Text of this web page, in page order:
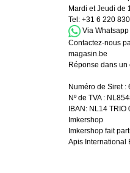
Mardi et Jeudi de
Tel: +31 6 220
Via Whatsapp
Contactez-nous
magasin.be
Réponse dans
Numéro de Siret :
Nº de TVA :
IBAN: NL14 TRIO
Imkershop
Imkershop fait
Apis International